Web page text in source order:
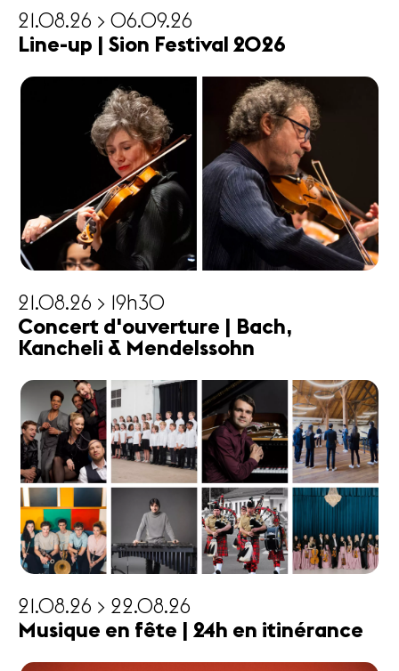
21.08.26 > 06.09.26
Line-up | Sion Festival 2026
21.08.26 > 19h30
Concert d'ouverture | Bach,
Kancheli & Mendelssohn
21.08.26 > 22.08.26
Musique en fête | 24h en itinérance